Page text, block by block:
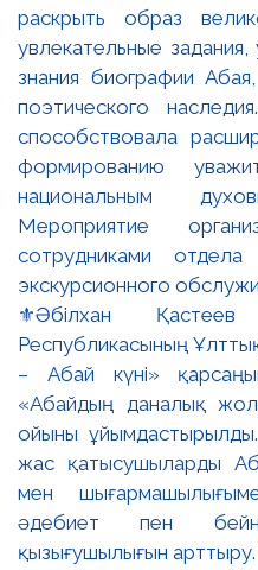
⚜️Әбілхан Қастеев
Республикасының
– Абай күні»
«Абайдың даналық
ойыны
жас қатысушыларды
мен
әдебиет пен
қызығушылығын